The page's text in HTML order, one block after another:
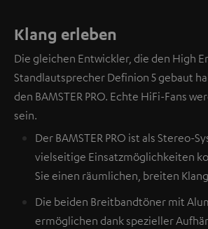
Klang erleben
Die gleichen Entwickler, die den High
Standlautsprecher Definion 5 gebaut
den BAMSTER PRO. Echte HiFi-Fans
sein.
Der BAMSTER PRO ist als Stereo-
vielseitige Einsatzmöglichkeiten
Sie einen räumlichen, breiten
Die beiden Breitbandtöner mit
ermöglichen dank spezieller